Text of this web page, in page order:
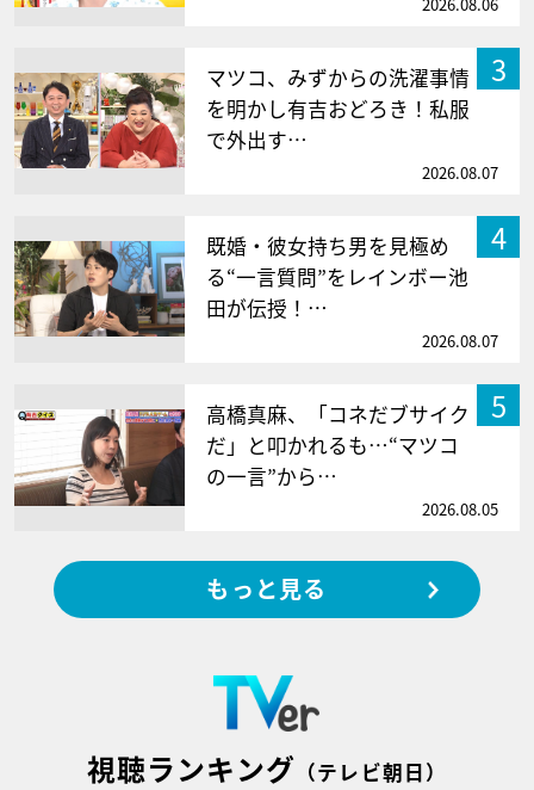
3
マツコ、みずからの洗濯事情
を明かし有吉おどろき！私服
で外出す…
2026.08.07
4
既婚・彼女持ち男を見極め
る“一言質問”をレインボー池
田が伝授！…
2026.08.07
5
高橋真麻、「コネだブサイク
だ」と叩かれるも…“マツコ
の一言”から…
2026.08.05
もっと見る
視聴ランキング （テレビ朝日）